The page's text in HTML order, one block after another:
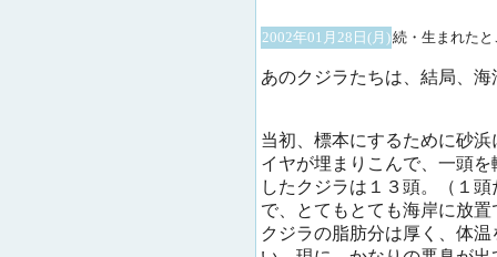
2002年01月28日(月)続・生まれたと
あのクジラたちは、結局、
当初、標本にするために砂
イヤが埋まりこんで、一頭
したクジラは１３頭。（１
で、とてもとても海岸に放置
クジラの脂肪分は厚く、体